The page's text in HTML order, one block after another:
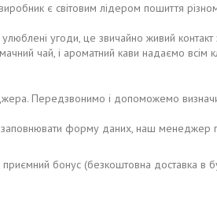
є світовим лідером пошиття
угоди, це звичайно живий
чай, і ароматний кави надаємо всім
Передзвонимо і допоможемо
форму даних, наш менеджер
бонус (безкоштовна доставка в